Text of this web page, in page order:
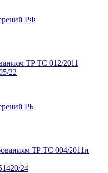
РФ
ТР ТС 012/2011
22
РБ
ТР ТС 004/2011и
24